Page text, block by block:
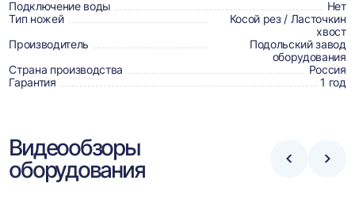
Подключение воды
Нет
Тип ножей
Косой рез / Ласточкин
хвост
Производитель
Подольский завод
оборудования
Страна производства
Россия
Гарантия
1 год
Видеообзоры
оборудования
Стрелка